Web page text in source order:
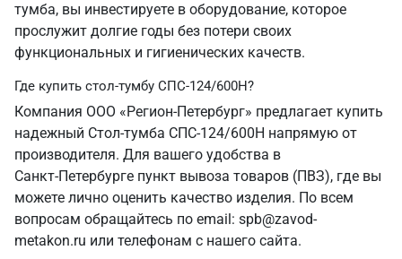
тумба, вы инвестируете в оборудование, которое
прослужит долгие годы без потери своих
функциональных и гигиенических качеств.
Где купить стол-тумбу СПС-124/600Н?
Компания ООО «Регион-Петербург» предлагает купить
надежный Стол-тумба СПС-124/600Н напрямую от
производителя. Для вашего удобства в
Санкт‑Петербурге пункт вывоза товаров (ПВЗ), где вы
можете лично оценить качество изделия. По всем
вопросам обращайтесь по email: spb@zavod-
metakon.ru или телефонам с нашего сайта.